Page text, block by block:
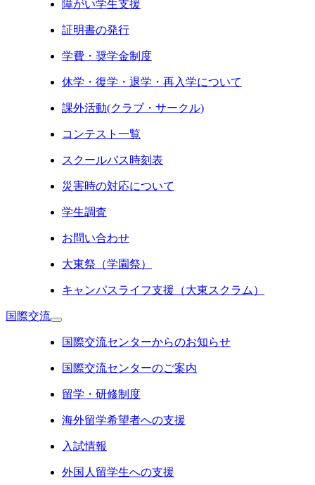
障がい学生支援
証明書の発行
学費・奨学金制度
休学・復学・退学・再入学について
課外活動(クラブ・サークル)
コンテスト一覧
スクールバス時刻表
災害時の対応について
学生調査
お問い合わせ
大東祭（学園祭）
キャンパスライフ支援（大東スクラム）
国際交流
国際交流センターからのお知らせ
国際交流センターのご案内
留学・研修制度
海外留学希望者への支援
入試情報
外国人留学生への支援